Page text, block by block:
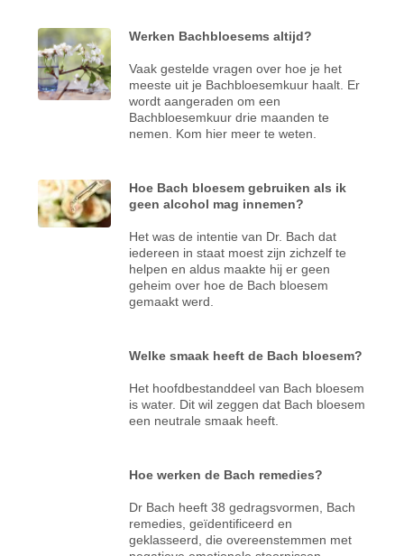
Werken Bachbloesems altijd?
Vaak gestelde vragen over hoe je het
meeste uit je Bachbloesemkuur haalt. Er
wordt aangeraden om een
Bachbloesemkuur drie maanden te
nemen. Kom hier meer te weten.
Hoe Bach bloesem gebruiken als ik
geen alcohol mag innemen?
Het was de intentie van Dr. Bach dat
iedereen in staat moest zijn zichzelf te
helpen en aldus maakte hij er geen
geheim over hoe de Bach bloesem
gemaakt werd.
Welke smaak heeft de Bach bloesem?
Het hoofdbestanddeel van Bach bloesem
is water. Dit wil zeggen dat Bach bloesem
een neutrale smaak heeft.
Hoe werken de Bach remedies?
Dr Bach heeft 38 gedragsvormen, Bach
remedies, geïdentificeerd en
geklasseerd, die overeenstemmen met